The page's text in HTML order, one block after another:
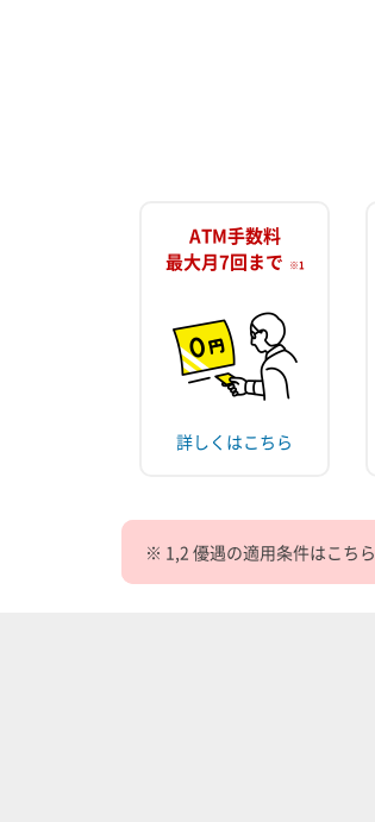
ATM手数料
最大月7回まで ※1
詳しくはこちら
※ 1,2 優遇の適用条件はこちら